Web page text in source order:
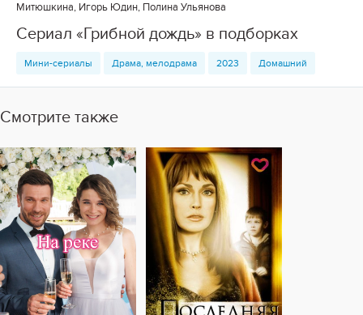
Митюшкина, Игорь Юдин, Полина Ульянова
Сериал «Грибной дождь» в подборках
Мини-сериалы Драма, мелодрама 2023 Домашний
Смотрите также